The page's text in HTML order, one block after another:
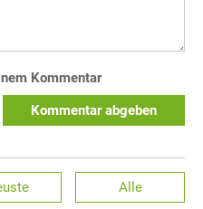
Kommentar
Kommentar abgeben
Alle